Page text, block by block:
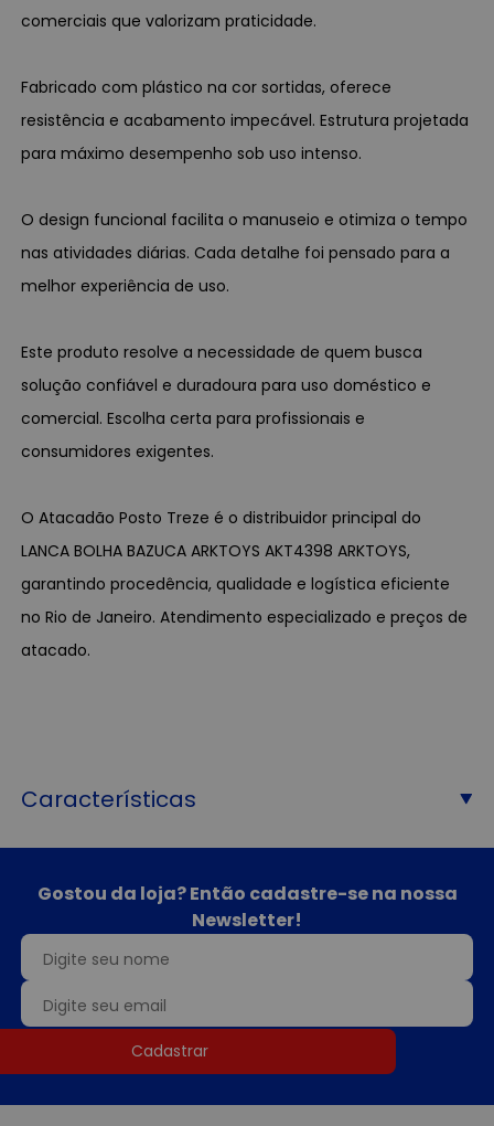
comerciais que valorizam praticidade.
Fabricado com plástico na cor sortidas, oferece
resistência e acabamento impecável. Estrutura projetada
para máximo desempenho sob uso intenso.
O design funcional facilita o manuseio e otimiza o tempo
nas atividades diárias. Cada detalhe foi pensado para a
melhor experiência de uso.
Este produto resolve a necessidade de quem busca
solução confiável e duradoura para uso doméstico e
comercial. Escolha certa para profissionais e
consumidores exigentes.
O Atacadão Posto Treze é o distribuidor principal do
LANCA BOLHA BAZUCA ARKTOYS AKT4398 ARKTOYS,
garantindo procedência, qualidade e logística eficiente
no Rio de Janeiro. Atendimento especializado e preços de
atacado.
Características
Gostou da loja? Então cadastre-se na nossa
Newsletter!
Cadastrar